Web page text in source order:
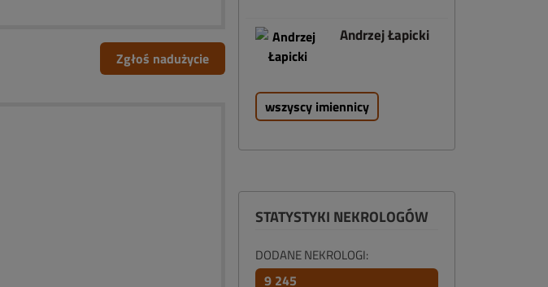
Zgłoś nadużycie
Andrzej Łapicki
wszyscy imiennicy
STATYSTYKI NEKROLOGÓW
DODANE NEKROLOGI:
9 245